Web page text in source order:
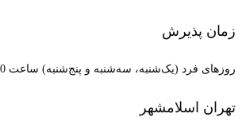
زمان پذیرش
روزهای فرد (یک‌شنبه، سه‌شنبه و پنج‌شنبه) ساعت 15:00 الی 20:00
تهران اسلامشهر